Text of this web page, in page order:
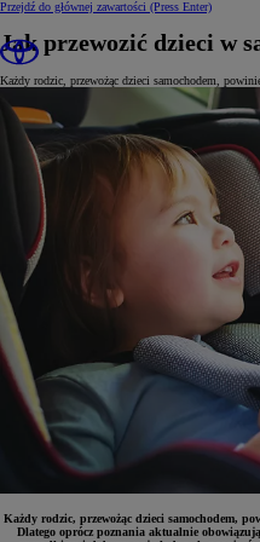
Przejdź do głównej zawartości (Press Enter)
Jak przewozić dzieci w
Każdy rodzic, przewożąc dzieci samochodem,
Każdy rodzic, przewożąc dzieci samochodem,
Dlatego oprócz poznania aktualnie